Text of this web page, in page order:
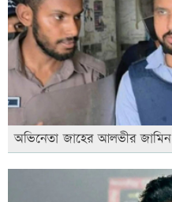
অভিনেতা জাহের আলভীর জামিন